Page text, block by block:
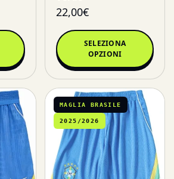
22,00€
SELEZIONA
OPZIONI
MAGLIA BRASILE
2025/2026